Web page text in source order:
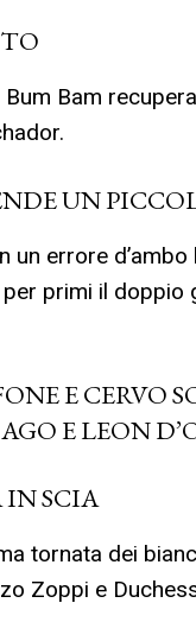
Bam
UN
un errore
primi il doppio
E CERVO
E LEON
IN SCIA
tornata dei
Zoppi e